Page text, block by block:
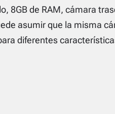
8GB de RAM, cámara
asumir que la misma
diferentes